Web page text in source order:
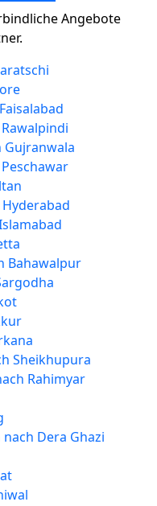
Angebote
Gujranwala
Bahawalpur
Sheikhupura
Rahimyar
Dera Ghazi